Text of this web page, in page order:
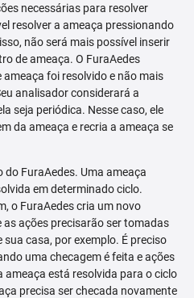
necessárias para resolver
resolver a ameaça pressionando
não será mais possível inserir
de ameaça. O FuraAedes
foi resolvido e não mais
analisador considerará a
seja periódica. Nesse caso, ele
da ameaça e recria a ameaça se
FuraAedes. Uma ameaça
em determinado ciclo.
o FuraAedes cria um novo
ações precisarão ser tomadas
casa, por exemplo. É preciso
uma checagem é feita e ações
ameaça está resolvida para o ciclo
precisa ser checada novamente